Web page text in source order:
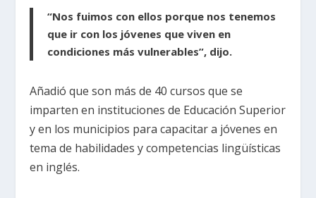
“Nos fuimos con ellos porque nos tenemos
que ir con los jóvenes que viven en
condiciones más vulnerables”, dijo.
Añadió que son más de 40 cursos que se
imparten en instituciones de Educación Superior
y en los municipios para capacitar a jóvenes en
tema de habilidades y competencias lingüísticas
en inglés.